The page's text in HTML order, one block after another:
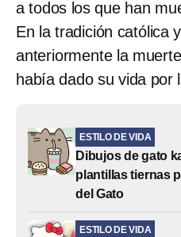
a todos los que han
En la tradición católica
anteriormente la
había dado su vida por
ESTILO DE VIDA
Dibujos de gato
plantillas tiernas
del Gato
ESTILO DE VIDA